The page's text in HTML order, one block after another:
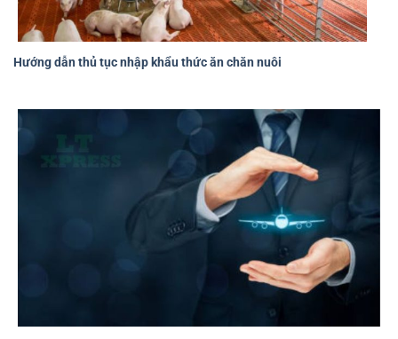
Hướng dẫn thủ tục nhập khẩu thức ăn chăn nuôi